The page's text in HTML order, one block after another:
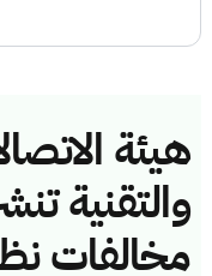
هيئة
والتقنية
مخالفات